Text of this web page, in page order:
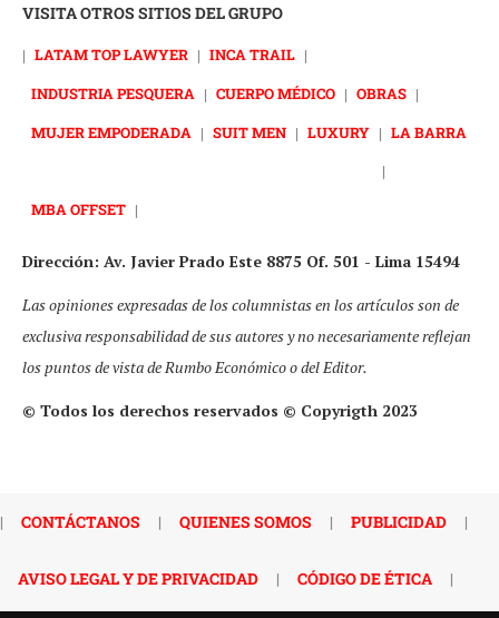
VISITA OTROS SITIOS DEL GRUPO
| LATAM TOP LAWYER | INCA TRAIL |
INDUSTRIA PESQUERA | CUERPO MÉDICO | OBRAS |
MUJER EMPODERADA | SUIT MEN | LUXURY | LA BARRA
|
MBA OFFSET |
Dirección: Av. Javier Prado Este 8875 Of. 501 - Lima 15494
Las opiniones expresadas de los columnistas en los artículos son de
exclusiva responsabilidad de sus autores y no necesariamente reflejan
los puntos de vista de Rumbo Económico o del Editor.
© Todos los derechos reservados © Copyrigth 2023
| CONTÁCTANOS | QUIENES SOMOS | PUBLICIDAD |
AVISO LEGAL Y DE PRIVACIDAD | CÓDIGO DE ÉTICA |